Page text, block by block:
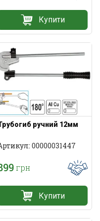
Купити
ручний 12мм
00000031447
грн
Купити